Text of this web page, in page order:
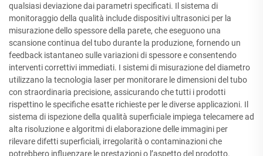
qualsiasi deviazione dai parametri specificati. Il sistema di
monitoraggio della qualità include dispositivi ultrasonici per la
misurazione dello spessore della parete, che eseguono una
scansione continua del tubo durante la produzione, fornendo un
feedback istantaneo sulle variazioni di spessore e consentendo
interventi correttivi immediati. I sistemi di misurazione del diametro
utilizzano la tecnologia laser per monitorare le dimensioni del tubo
con straordinaria precisione, assicurando che tutti i prodotti
rispettino le specifiche esatte richieste per le diverse applicazioni. Il
sistema di ispezione della qualità superficiale impiega telecamere ad
alta risoluzione e algoritmi di elaborazione delle immagini per
rilevare difetti superficiali, irregolarità o contaminazioni che
potrebbero influenzare le prestazioni o l’aspetto del prodotto.